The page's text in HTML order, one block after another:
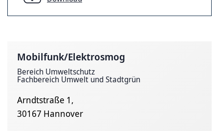
Mobilfunk/Elektrosmog
Bereich Umweltschutz
Fachbereich Umwelt und Stadtgrün
Arndtstraße 1,
30167 Hannover